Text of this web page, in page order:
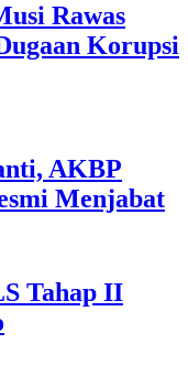
Rawas
Korupsi
AKBP
Menjabat
Tahap II